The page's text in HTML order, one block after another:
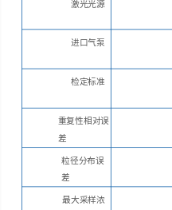
激光光源
进口气泵
检定标准
重复性相对误
差
粒径分布误
差
最大采样浓